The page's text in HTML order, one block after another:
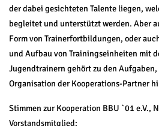
der dabei gesichteten Talente liegen,
begleitet und unterstützt werden. Aber
Form von Trainerfortbildungen, oder
und Aufbau von Trainingseinheiten mit
Jugendtrainern gehört zu den
Organisation der Kooperations-Partner
Stimmen zur Kooperation BBU `01 e.V.,
Vorstandsmitglied: